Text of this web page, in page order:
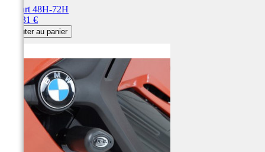
Départ 48H-72H
331,31 €
Ajouter au panier